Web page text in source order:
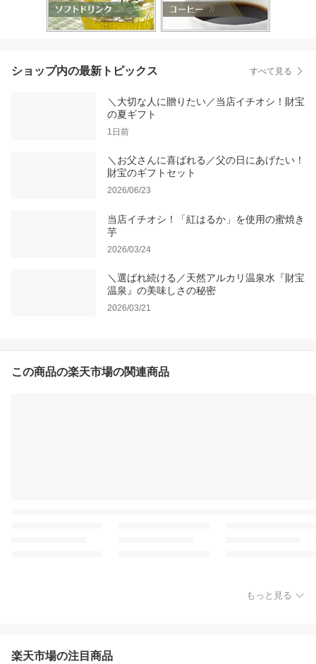
ショップ内の最新トピックス すべて見る
＼大切な人に贈りたい／当店イチオシ！財宝
の夏ギフト
1日前
＼お父さんに喜ばれる／父の日にあげたい！
財宝のギフトセット
2026/06/23
当店イチオシ！「紅はるか」を使用の蜜焼き
芋
2026/03/24
＼選ばれ続ける／天然アルカリ温泉水『財宝
温泉』の美味しさの秘密
2026/03/21
この商品の楽天市場の関連商品
もっと見る
楽天市場の注目商品